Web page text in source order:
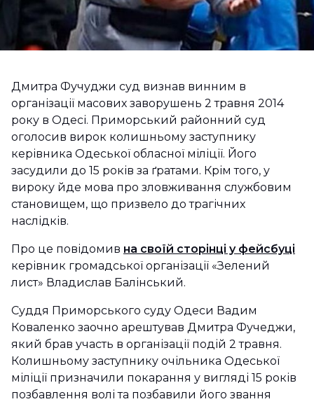
Дмитра Фучуджи суд визнав винним в
організації масових заворушень 2 травня 2014
року в Одесі. Приморський районний суд
оголосив вирок колишньому заступнику
керівника Одеської обласної міліції. Його
засудили до 15 років за ґратами. Крім того, у
вироку йде мова про зловживання службовим
становищем, що призвело до трагічних
наслідків.
Про це повідомив на своїй сторінці у фейсбуці
керівник громадської організації «Зелений
лист» Владислав Балінський.
Суддя Приморського суду Одеси Вадим
Коваленко заочно арештував Дмитра Фучеджи,
який брав участь в організації подій 2 травня.
Колишньому заступнику очільника Одеської
міліції призначили покарання у вигляді 15 років
позбавлення волі та позбавили його звання